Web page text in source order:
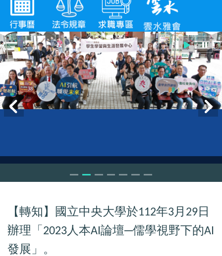
【轉知】國立中央大學於112年3 月 29 日
辦理「 2023 人本AI論壇─儒學視野下的AI
發展」。